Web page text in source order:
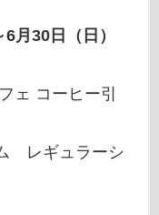
月30日（日）
ェ コーヒー引
レギュラーシ